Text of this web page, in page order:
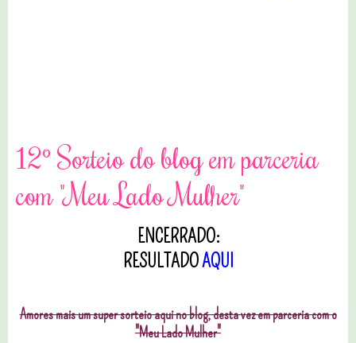
12º Sorteio do blog em parceria
com "Meu Lado Mulher"
ENCERRADO:
RESULTADOAQUI
Amores mais um super sorteio aqui no blog, desta vez em parceria com o
"Meu Lado Mulher"